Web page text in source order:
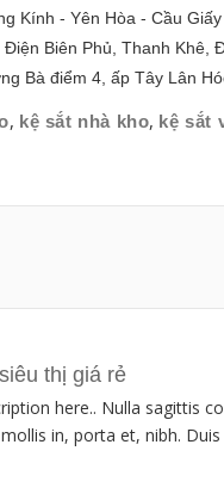
Kính - Yên Hòa - Cầu
Điện Biên Phủ, Thanh Khê,
Bà điểm 4, ấp Tây Lân
, kệ sắt nhà kho, kệ sắt
thị giá rẻ
here.. Nulla sagittis
in, porta et, nibh.